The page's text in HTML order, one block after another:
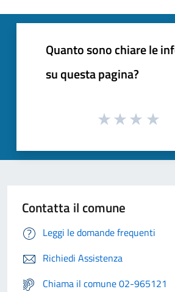
Quanto sono chiare le
su questa pagina?
Contatta il comune
Leggi le domande frequenti
Richiedi Assistenza
Chiama il comune 02-965121